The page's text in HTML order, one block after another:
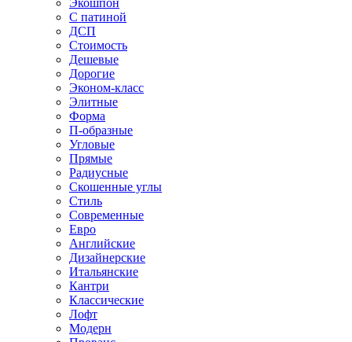
Экошпон
С патиной
ДСП
Стоимость
Дешевые
Дорогие
Эконом-класс
Элитные
Форма
П-образные
Угловые
Прямые
Радиусные
Скошенные углы
Стиль
Современные
Евро
Английские
Дизайнерские
Итальянские
Кантри
Классические
Лофт
Модерн